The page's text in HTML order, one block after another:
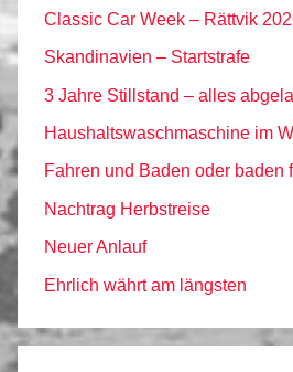
Classic Car Week – Rättvik
Skandinavien – Startstrafe
3 Jahre Stillstand – alles
Haushaltswaschmaschine im
Fahren und Baden oder baden
Nachtrag Herbstreise
Neuer Anlauf
Ehrlich währt am längsten